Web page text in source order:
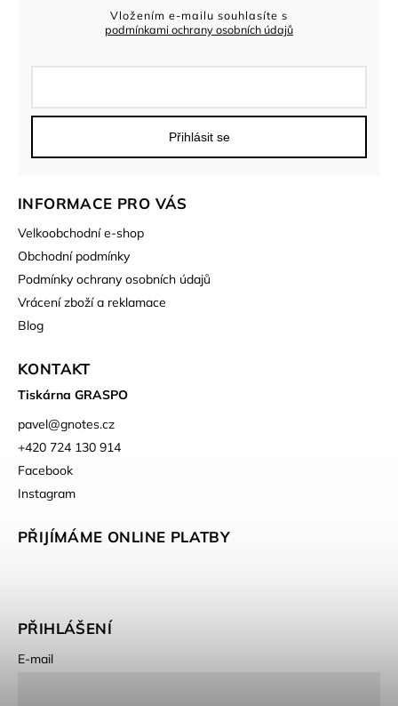
INFORMACE PRO VÁS
Velkoobchodní e-shop
Obchodní podmínky
Podmínky ochrany osobních údajů
Vrácení zboží a reklamace
Blog
KONTAKT
Tiskárna GRASPO
pavel@gnotes.cz
+420 724 130 914
Facebook
Instagram
PŘIJÍMÁME ONLINE PLATBY
PŘIHLÁŠENÍ
E-mail
Vložením e-mailu souhlasíte s
podmínkami ochrany osobních údajů
Přihlásit se